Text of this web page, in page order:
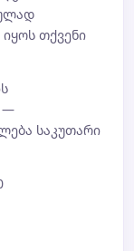
თქვენი
—
საკუთარი